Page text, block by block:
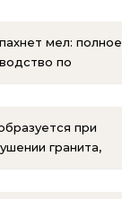
мел: полное
по
при
гранита,